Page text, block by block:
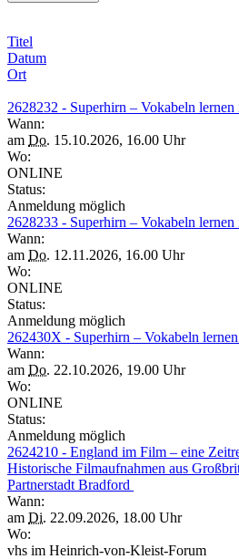
Titel
Datum
Ort
2628232 - Superhirn – Vokabeln
Wann:
am Do. 15.10.2026, 16.00 Uhr
Wo:
ONLINE
Status:
Anmeldung möglich
2628233 - Superhirn – Vokabeln
Wann:
am Do. 12.11.2026, 16.00 Uhr
Wo:
ONLINE
Status:
Anmeldung möglich
262430X - Superhirn – Vokabeln
Wann:
am Do. 22.10.2026, 19.00 Uhr
Wo:
ONLINE
Status:
Anmeldung möglich
2624210 - England im Film – eine
Historische Filmaufnahmen aus
Partnerstadt Bradford
Wann:
am Di. 22.09.2026, 18.00 Uhr
Wo:
vhs im Heinrich-von-Kleist-Forum